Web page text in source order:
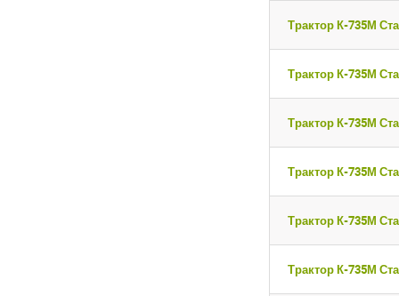
Трактор К-735М
Трактор К-735М
Трактор К-735М
Трактор К-735М
Трактор К-735М
Трактор К-735М
Закрыть окно
Закрыть окно